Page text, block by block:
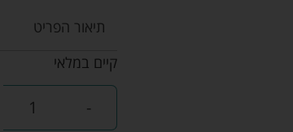
תיאור הפריט
קיים במלאי
-